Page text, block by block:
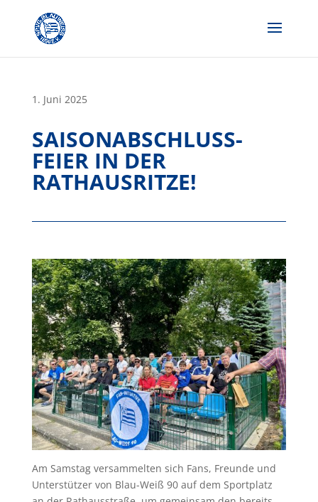
content
1. Juni 2025
SAISONABSCHLUSS-
FEIER IN DER
RATHAUSRITZE!
Am Samstag versammelten sich Fans, Freunde und
Unterstützer von Blau-Weiß 90 auf dem Sportplatz